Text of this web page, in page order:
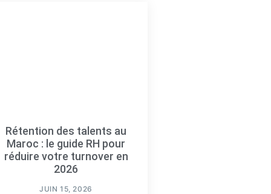
Rétention des talents au
Maroc : le guide RH pour
réduire votre turnover en
2026
JUIN 15, 2026